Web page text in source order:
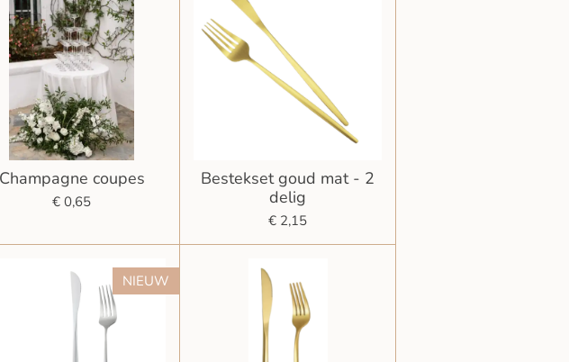
Champagne coupes
€ 0,65
Bestekset goud mat - 2
delig
€ 2,15
NIEUW